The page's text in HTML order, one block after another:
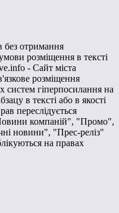
без отримання
розміщення в тексті
- Сайт міста
розміщення
систем гіперпосилання на
в тексті або в якості
переслідується
компаній", "Промо",
новини", "Прес-реліз"
на правах